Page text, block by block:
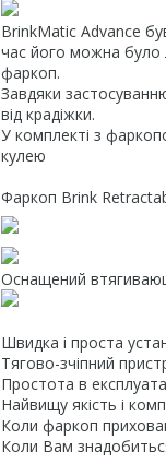
BrinkMatic Advance
час його можна було
фаркоп.
Завдяки
від крадіжки.
У комплекті з
кулею
Фаркоп Brink
Оснащений
Швидка і проста
Тягово-зчіпний
Простота в
Найвищу якість і
Коли фаркоп
Коли Вам